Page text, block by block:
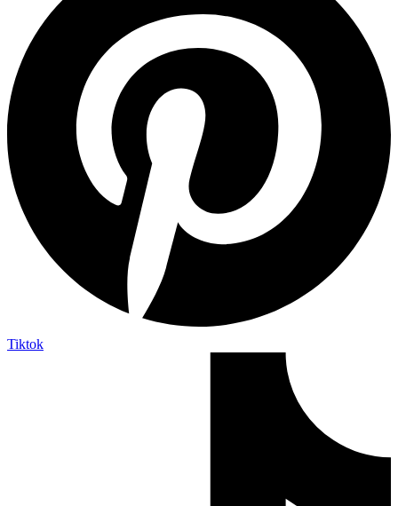
Tiktok